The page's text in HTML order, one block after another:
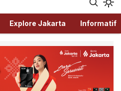
Ada Disini!
Explore Jakarta Informatif